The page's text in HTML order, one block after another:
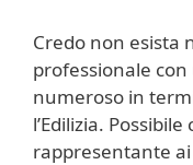
Credo non esista
professionale
numeroso in
l’Edilizia.
rappresentante